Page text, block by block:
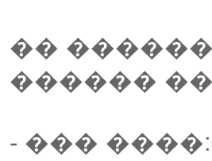
��
������
- ���